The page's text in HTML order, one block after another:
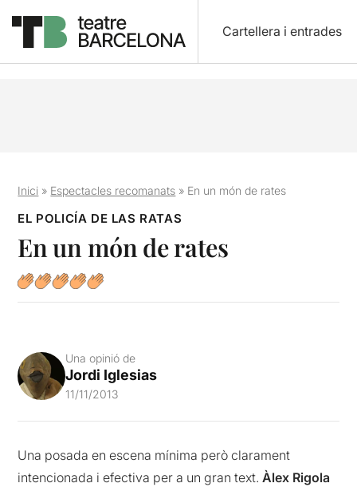
Cartellera i entrades
Inici » Espectacles recomanats » En un món de rates
EL POLICÍA DE LAS RATAS
En un món de rates
Una opinió de
Jordi Iglesias
11/11/2013
Una posada en escena mínima però clarament
intencionada i efectiva per a un gran text.Àlex Rigola